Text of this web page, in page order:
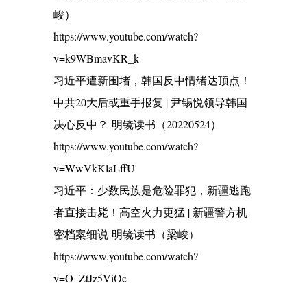
峻）
https://www.youtube.com/watch?
v=k9WBmavKR_k
习近平遭新围堵，韩国反中情绪达顶点！
中共20大后或重手报复 | 尹锡悦领导韩国
决心反中？-明镜读书（20220524）
https://www.youtube.com/watch?
v=WwVkKlaLffU
习近平：少数民族是危险罪犯，新疆逃跑
者直接击毙！高空火力更猛 | 新疆警方机
密档案细说-明镜读书（梁峻）
https://www.youtube.com/watch?
v=O_ZtJz5ViOc